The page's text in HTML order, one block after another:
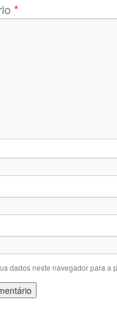
*
dados neste navegador para a